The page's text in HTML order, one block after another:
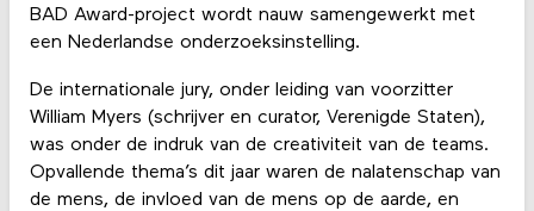
BAD Award-project wordt nauw samengewerkt met
een Nederlandse onderzoeksinstelling.
De internationale jury, onder leiding van voorzitter
William Myers (schrijver en curator, Verenigde Staten),
was onder de indruk van de creativiteit van de teams.
Opvallende thema’s dit jaar waren de nalatenschap van
de mens, de invloed van de mens op de aarde, en